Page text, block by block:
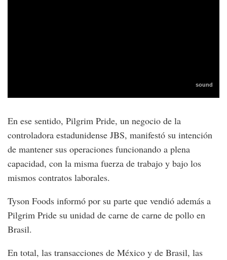
En ese sentido, Pilgrim Pride, un negocio de la
controladora estadunidense JBS, manifestó su intención
de mantener sus operaciones funcionando a plena
capacidad, con la misma fuerza de trabajo y bajo los
mismos contratos laborales.
Tyson Foods informó por su parte que vendió además a
Pilgrim Pride su unidad de carne de carne de pollo en
Brasil.
En total, las transacciones de México y de Brasil, las